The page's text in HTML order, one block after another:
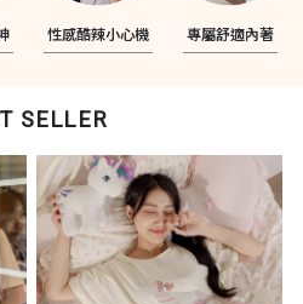
性感酷辣小心機 專屬舒適內著
SELLER